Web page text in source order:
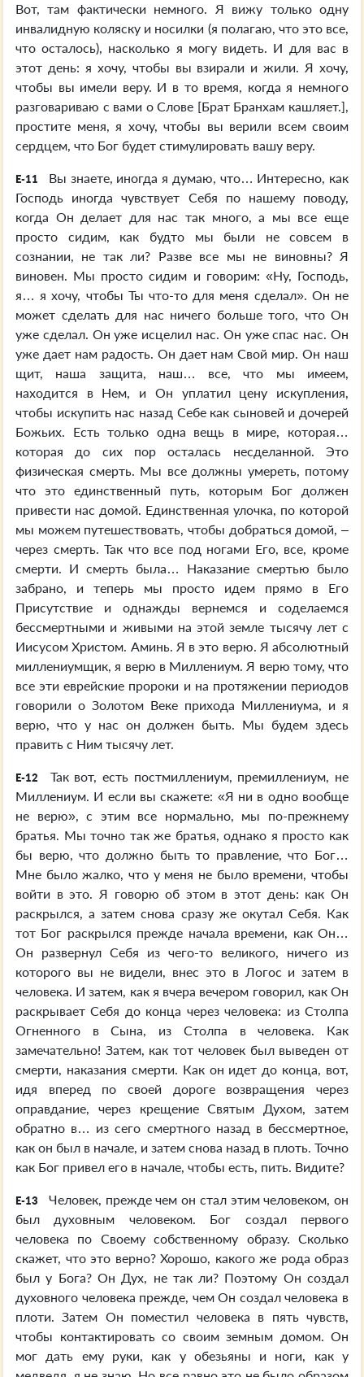
Вот, там фактически немного. Я вижу только одну
инвалидную коляску и носилки (я полагаю, что это все,
что осталось), насколько я могу видеть. И для вас в
этот день: я хочу, чтобы вы взирали и жили. Я хочу,
чтобы вы имели веру. И в то время, когда я немного
разговариваю с вами о Слове [Брат Бранхам кашляет.],
простите меня, я хочу, чтобы вы верили всем своим
сердцем, что Бог будет стимулировать вашу веру.
E-11
Вы знаете, иногда я думаю, что… Интересно, как
Господь иногда чувствует Себя по нашему поводу,
когда Он делает для нас так много, а мы все еще
просто сидим, как будто мы были не совсем в
сознании, не так ли? Разве все мы не виновны? Я
виновен. Мы просто сидим и говорим: «Ну, Господь,
я… я хочу, чтобы Ты что-то для меня сделал». Он не
может сделать для нас ничего больше того, что Он
уже сделал. Он уже исцелил нас. Он уже спас нас. Он
уже дает нам радость. Он дает нам Свой мир. Он наш
щит, наша защита, наш… все, что мы имеем,
находится в Нем, и Он уплатил цену искупления,
чтобы искупить нас назад Себе как сыновей и дочерей
Божьих. Есть только одна вещь в мире, которая…
которая до сих пор осталась несделанной. Это
физическая смерть. Мы все должны умереть, потому
что это единственный путь, которым Бог должен
привести нас домой. Единственная улочка, по которой
мы можем путешествовать, чтобы добраться домой, –
через смерть. Так что все под ногами Его, все, кроме
смерти. И смерть была… Наказание смертью было
забрано, и теперь мы просто идем прямо в Его
Присутствие и однажды вернемся и соделаемся
бессмертными и живыми на этой земле тысячу лет с
Иисусом Христом. Аминь. Я в это верю. Я абсолютный
миллениумщик, я верю в Миллениум. Я верю тому, что
все эти еврейские пророки и на протяжении периодов
говорили о Золотом Веке прихода Миллениума, и я
верю, что у нас он должен быть. Мы будем здесь
править с Ним тысячу лет.
E-12
Так вот, есть постмиллениум, премиллениум, не
Миллениум. И если вы скажете: «Я ни в одно вообще
не верю», с этим все нормально, мы по-прежнему
братья. Мы точно так же братья, однако я просто как
бы верю, что должно быть то правление, что Бог…
Мне было жалко, что у меня не было времени, чтобы
войти в это. Я говорю об этом в этот день: как Он
раскрылся, а затем снова сразу же окутал Себя. Как
тот Бог раскрылся прежде начала времени, как Он…
Он развернул Себя из чего-то великого, ничего из
которого вы не видели, внес это в Логос и затем в
человека. И затем, как я вчера вечером говорил, как Он
раскрывает Себя до конца через человека: из Столпа
Огненного в Сына, из Столпа в человека. Как
замечательно! Затем, как тот человек был выведен от
смерти, наказания смерти. Как он идет до конца, вот,
идя вперед по своей дороге возвращения через
оправдание, через крещение Святым Духом, затем
обратно в… из сего смертного назад в бессмертное,
как он был в начале, и затем снова назад в плоть. Точно
как Бог привел его в начале, чтобы есть, пить. Видите?
E-13
Человек, прежде чем он стал этим человеком, он
был духовным человеком. Бог создал первого
человека по Своему собственному образу. Сколько
скажет, что это верно? Хорошо, какого же рода образ
был у Бога? Он Дух, не так ли? Поэтому Он создал
духовного человека прежде, чем Он создал человека в
плоти. Затем Он поместил человека в пять чувств,
чтобы контактировать со своим земным домом. Он
мог дать ему руки, как у обезьяны и ноги, как у